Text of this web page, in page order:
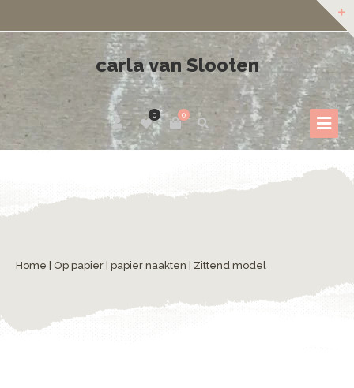
carla van Slooten
0
0
Home Op papier papier naakten | Zittend model